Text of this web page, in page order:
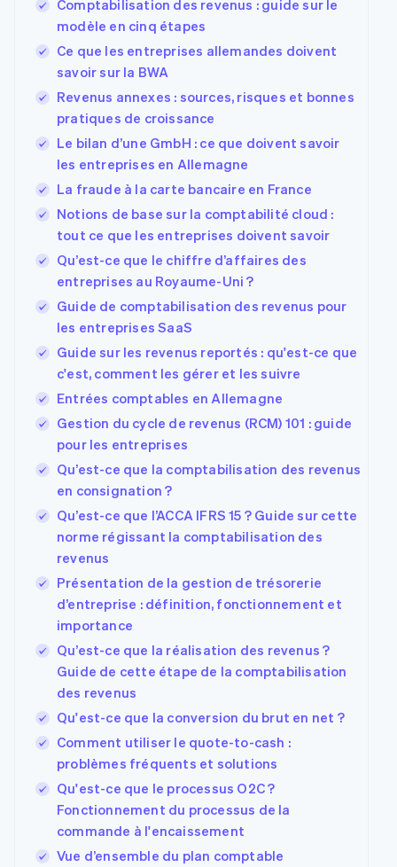
Comptabilisation des revenus : guide sur le
modèle en cinq étapes
Ce que les entreprises allemandes doivent
savoir sur la BWA
Revenus annexes : sources, risques et bonnes
pratiques de croissance
Le bilan d’une GmbH : ce que doivent savoir
les entreprises en Allemagne
La fraude à la carte bancaire en France
Notions de base sur la comptabilité cloud :
tout ce que les entreprises doivent savoir
Qu’est-ce que le chiffre d’affaires des
entreprises au Royaume-Uni ?
Guide de comptabilisation des revenus pour
les entreprises SaaS
Guide sur les revenus reportés : qu'est-ce que
c'est, comment les gérer et les suivre
Entrées comptables en Allemagne
Gestion du cycle de revenus (RCM) 101 : guide
pour les entreprises
Qu’est-ce que la comptabilisation des revenus
en consignation ?
Qu’est-ce que l’ACCA IFRS 15 ? Guide sur cette
norme régissant la comptabilisation des
revenus
Présentation de la gestion de trésorerie
d’entreprise : définition, fonctionnement et
importance
Qu’est-ce que la réalisation des revenus ?
Guide de cette étape de la comptabilisation
des revenus
Qu'est-ce que la conversion du brut en net ?
Comment utiliser le quote-to-cash :
problèmes fréquents et solutions
Qu'est-ce que le processus O2C ?
Fonctionnement du processus de la
commande à l'encaissement
Vue d’ensemble du plan comptable